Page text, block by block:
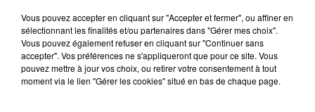
podcasts/2022/04/2022-04-25-16-39-
13_Le_jeu_de_lanniversaire_du_lundi_25_avril.mp3
Vous pouvez accepter en cliquant sur "Accepter et fermer", ou affiner en
sélectionnant les finalités et/ou partenaires dans "Gérer mes choix".
Vous pouvez également refuser en cliquant sur "Continuer sans
accepter". Vos préférences ne s'appliqueront que pour ce site. Vous
pouvez mettre à jour vos choix, ou retirer votre consentement à tout
moment via le lien "Gérer les cookies" situé en bas de chaque page.